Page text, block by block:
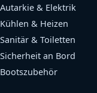
Autarkie & Elektrik
Kühlen & Heizen
Sanitär & Toiletten
Sicherheit an Bord
Bootszubehör